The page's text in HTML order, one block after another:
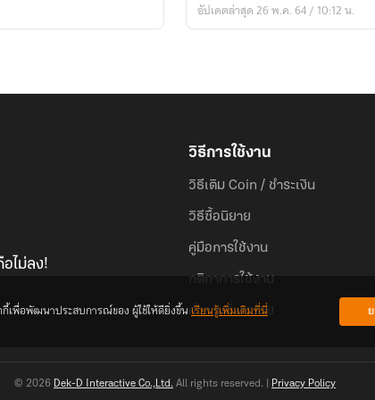
อัปเดตล่าสุด 26 พ.ค. 64 / 10:12 น.
ไม่ลง!
วิธีการใช้งาน
วิธีเติม Coin / ชำระเงิน
วิธีซื้อนิยาย
คู่มือการใช้งาน
กติกาการใช้งาน
คำถามที่พบบ่อย
© 2026 Dek-D Interactive Co.,Ltd. All rights reserved. | Privacy Policy
เพื่อพัฒนาประสบการณ์ของ ผู้ใช้ให้ดียิ่งขึ้นเรียนรู้เพิ่มเติมที่นี่